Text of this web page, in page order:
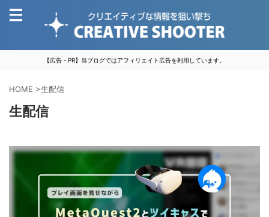
【広告・PR】当ブログではアフィリエイト広告を利用しています。
HOME >生配信
生配信